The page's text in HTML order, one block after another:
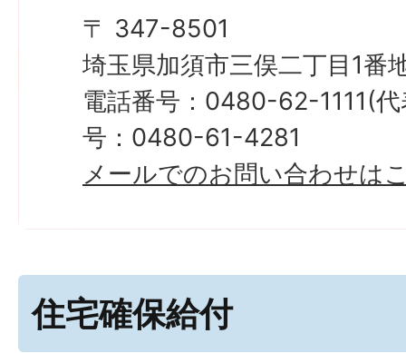
〒 347-8501
埼玉県加須市三俣二丁目1番
電話番号：0480-62-1111(
号：0480-61-4281
メールでのお問い合わせは
住宅確保給付